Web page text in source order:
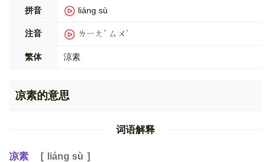
拼音 liáng sù
注音 ㄌㄧㄤˊ ㄙㄨˋ
繁体 涼素
凉素的意思
词语解释
凉素
liáng sù